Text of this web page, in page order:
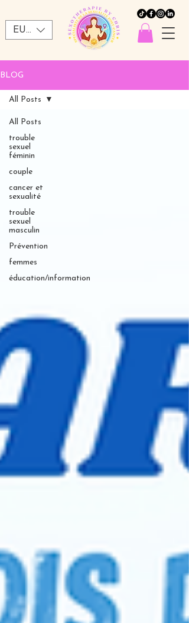
EUR (€)
BLOG
All Posts
trouble
sexuel
féminin
couple
cancer et
sexualité
trouble
sexuel
masculin
Prévention
femmes
éducation/information
All Posts